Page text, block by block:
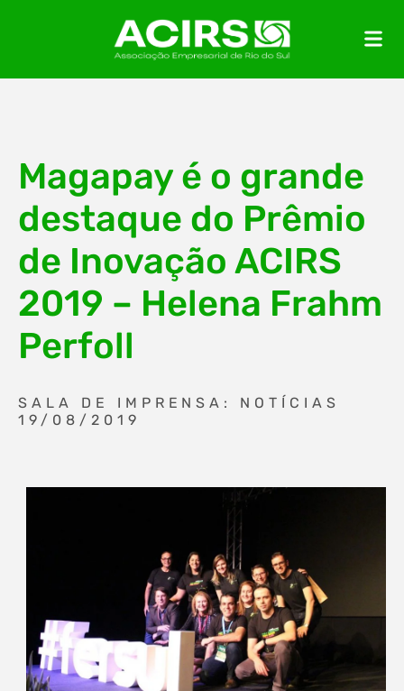
Magapay é o grande
destaque do Prêmio
de Inovação ACIRS
2019 – Helena Frahm
Perfoll
SALA DE IMPRENSA: NOTÍCIAS
19/08/2019